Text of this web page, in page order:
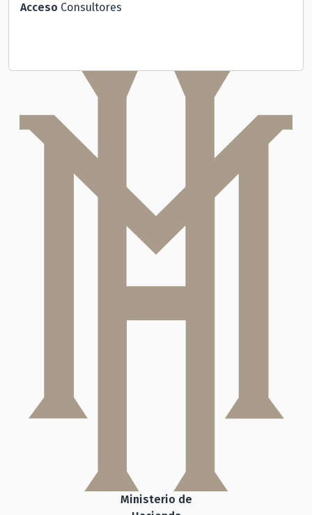
Acceso Consultores
Ministerio de